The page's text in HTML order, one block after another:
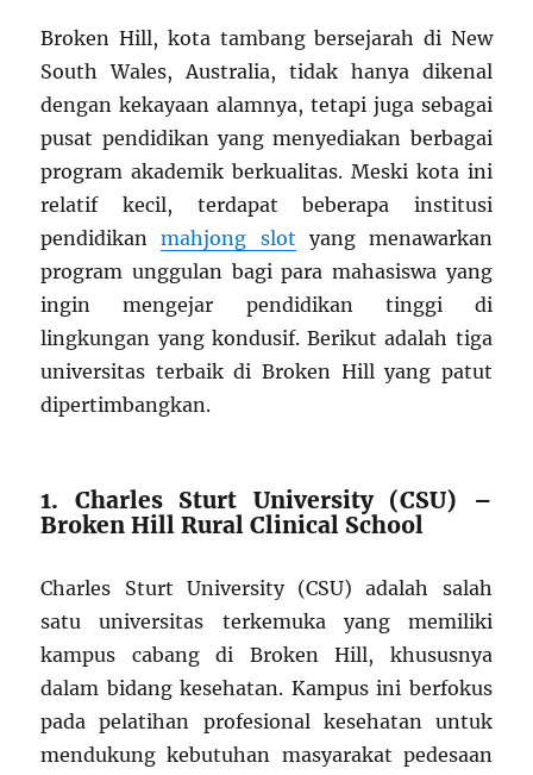
Broken Hill, kota tambang bersejarah di New
South Wales, Australia, tidak hanya dikenal
dengan kekayaan alamnya, tetapi juga sebagai
pusat pendidikan yang menyediakan berbagai
program akademik berkualitas. Meski kota ini
relatif kecil, terdapat beberapa institusi
pendidikanmahjong slot yang menawarkan
program unggulan bagi para mahasiswa yang
ingin mengejar pendidikan tinggi di
lingkungan yang kondusif. Berikut adalah tiga
universitas terbaik di Broken Hill yang patut
dipertimbangkan.
1. Charles Sturt University (CSU) –
Broken Hill Rural Clinical School
Charles Sturt University (CSU) adalah salah
satu universitas terkemuka yang memiliki
kampus cabang di Broken Hill, khususnya
dalam bidang kesehatan. Kampus ini berfokus
pada pelatihan profesional kesehatan untuk
mendukung kebutuhan masyarakat pedesaan